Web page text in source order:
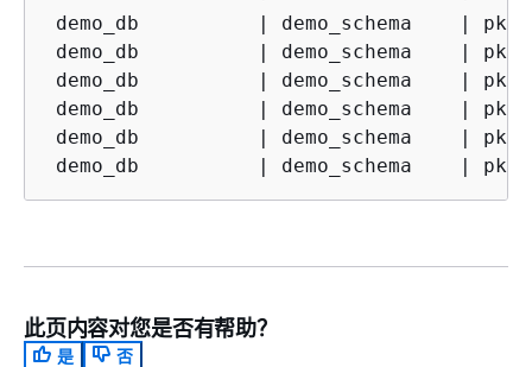
demo_db
| demo_schema |
demo_db
| demo_schema |
demo_db
| demo_schema |
demo_db
| demo_schema |
demo_db
| demo_schema |
demo_db
| demo_schema |
此页内容对您是否有帮助？
是
否